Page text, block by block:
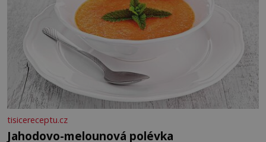
tisicereceptu.cz
Jahodovo-melounová polévka